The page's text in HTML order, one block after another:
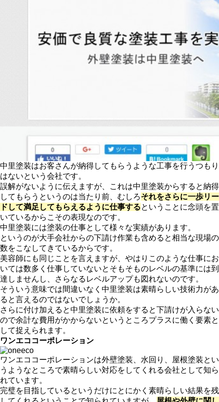
中里塗装はお客さんが納得してもらうような工事を行うつもり
はないという会社です。
誤解がないように伝えますが、これは中里塗装からすると納得
してもらうというのは当たり前、むしろそれをさらに一歩リー
ドして満足してもらえるように仕事するということに念頭を置
いているからこその表現なのです。
中里塗装には塗装の仕事として様々な実績があります。
というのが大手会社からの下請け作業も含めると相当な現場の
数をこなしてきているからです。
美容師にも同じことを言えますが、やはりこのような仕事にお
いては数多く仕事していないとそもそものレベルの基準には到
達しませんし、さらなるレベルアップも図れないのです。
そういう意味では間違いなく中里塗装は素晴らしい技術力があ
ると言えるのではないでしょうか。
さらに付け加えると中里塗装に依頼をすると下請けが入らない
ので余計な費用がかからないというところプラスに働く要素と
して捉えられます。
ワンエココーポレーション
ワンエココーポレーションは外壁塗装、水回り、屋根塗装とい
うようなところで素晴らしい対応をしてくれる会社として知ら
れています。
完璧を目指しているというだけにとにかく素晴らしい結果を残